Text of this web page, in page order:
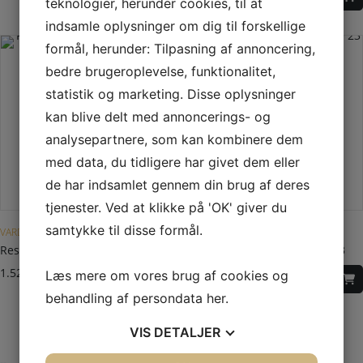
Dette vare har flere varianter. Mulighederne kan vælges på varesiden
VARDE OVNE
Reservedele til Varde Aura 2, 3
5,00DKK
1.520,00 DKK
Dette vare har flere varianter. Mulighederne kan vælges på varesiden
VARDE OVNE
Reservedele til Varde Line 23
99,00
–
1.349,00DKK
teknologier, herunder cookies, til at
indsamle oplysninger om dig til forskellige
formål, herunder: Tilpasning af annoncering,
bedre brugeroplevelse, funktionalitet,
statistik og marketing. Disse oplysninger
kan blive delt med annoncerings- og
analysepartnere, som kan kombinere dem
med data, du tidligere har givet dem eller
de har indsamlet gennem din brug af deres
tjenester. Ved at klikke på 'OK' giver du
samtykke til disse formål.
Læs mere om vores brug af cookies og
behandling af persondata her.
VIS DETALJER